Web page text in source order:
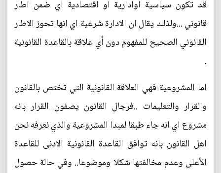
قد تكون سياسية اوادارية او اقتصادية اي ضمن اطار
قانوني ...ولذلك يقال ان الادارة شرعية اي انها تحوز الاطار
القانوني الصحيح للمفهوم دون أي علاقة بالقاعدة القانونية
.
اما المشروعية فهي العلاقة القانونية التي تختص بالقانون
والقرار والتعليمات ..فرجال القانون يصفون القرار بانه
مشروع اي انه جاء طبقا لمبدا المشروعية والذي نعرفه نحن
اهل القانون بانه توافق القاعدة القانونية الادنى للقاعدة
الأعلى وعدم مخالفتها شكلا وموضوعا.. وفي حالة حصول